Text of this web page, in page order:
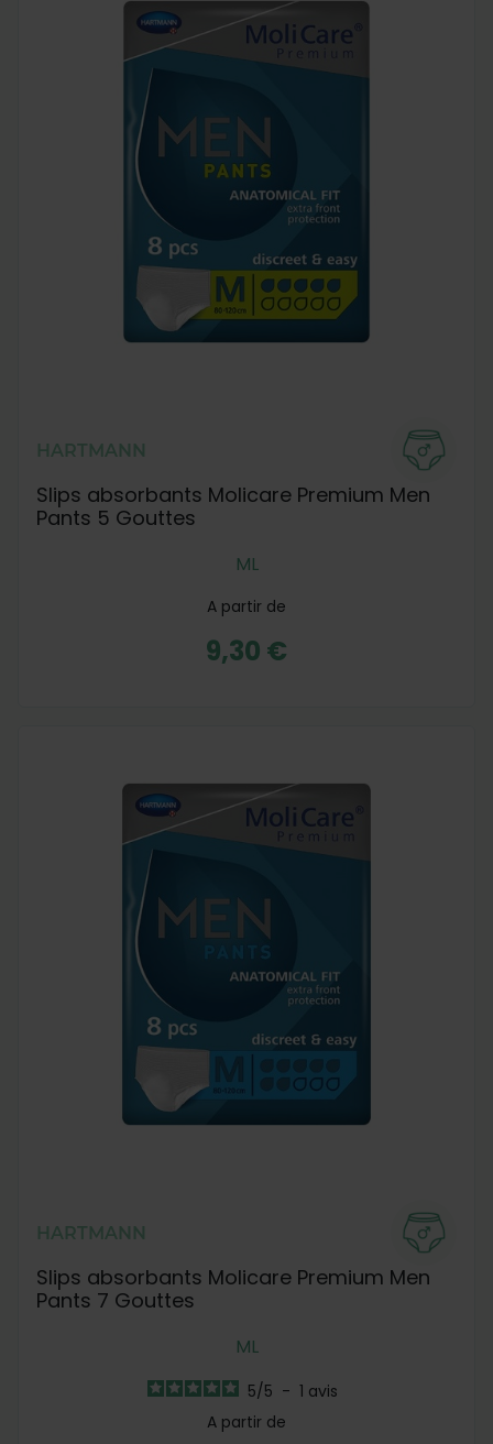
HARTMANN
Slips absorbants Molicare Premium Men
Pants 5 Gouttes
ML
A partir de
9,30 €
HARTMANN
Slips absorbants Molicare Premium Men
Pants 7 Gouttes
ML
5/5 - 1 avis
A partir de